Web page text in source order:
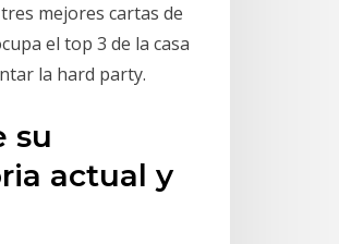
mejores cartas de
el top 3 de la casa
la hard party.
su
actual y